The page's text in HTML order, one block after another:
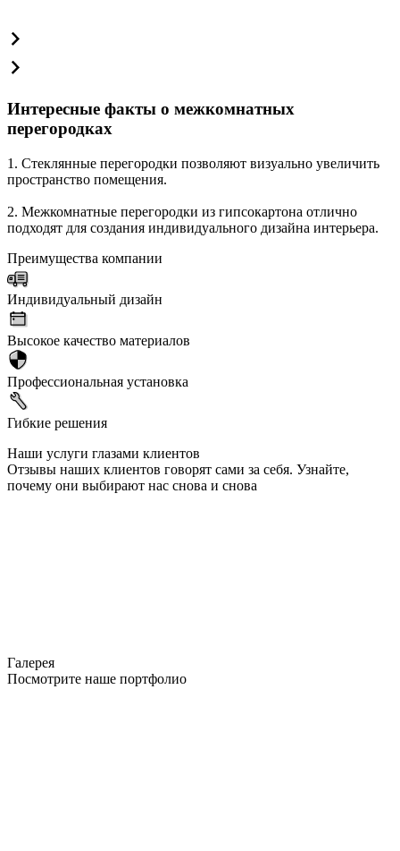
Интересные факты о межкомнатных
перегородках
1. Стеклянные перегородки позволяют визуально увеличить
пространство помещения.
2. Межкомнатные перегородки из гипсокартона отлично
подходят для создания индивидуального дизайна интерьера.
Преимущества компании
Индивидуальный дизайн
Высокое качество материалов
Профессиональная установка
Гибкие решения
Наши услуги глазами клиентов
Отзывы наших клиентов говорят сами за себя. Узнайте,
почему они выбирают нас снова и снова
Галерея
Посмотрите наше портфолио